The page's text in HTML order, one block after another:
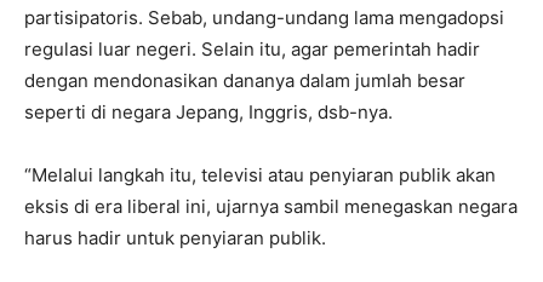
partisipatoris. Sebab, undang-undang lama mengadopsi
regulasi luar negeri. Selain itu, agar pemerintah hadir
dengan mendonasikan dananya dalam jumlah besar
seperti di negara Jepang, Inggris, dsb-nya.
“Melalui langkah itu, televisi atau penyiaran publik akan
eksis di era liberal ini, ujarnya sambil menegaskan negara
harus hadir untuk penyiaran publik.